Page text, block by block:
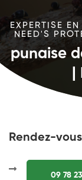
EXPERTISE
NEED'S
punaise
Rendez-
09 78